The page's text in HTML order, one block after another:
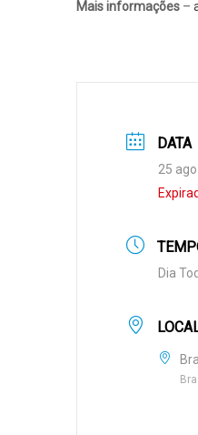
Mais informações –
DATA
25
Dia